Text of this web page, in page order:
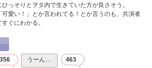
っそりとヲタ内で生きていた方が良さそう。
可愛い！」とか言われてる！とか言うのも、共演者
ぐにわかる。
356 うーん… 463